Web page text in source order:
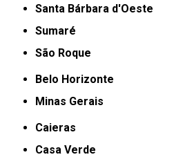
Santa Bárbara d'Oeste
Sumaré
São Roque
Belo Horizonte
Minas Gerais
Caieras
Casa Verde